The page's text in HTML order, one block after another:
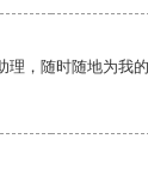
理，随时随地为我的